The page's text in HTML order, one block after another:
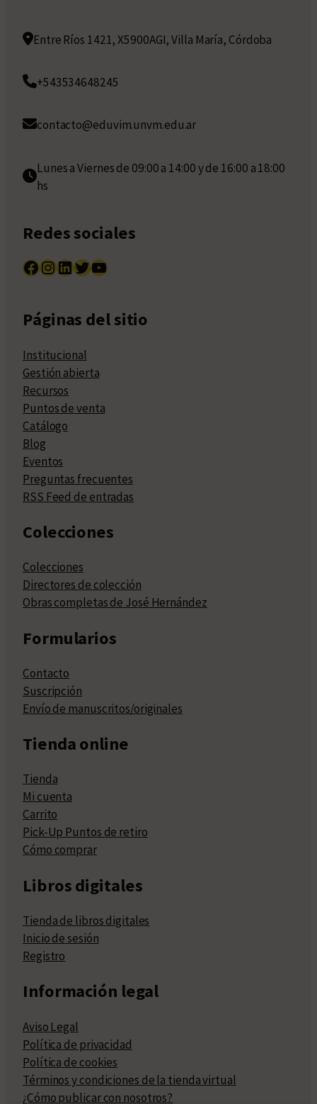
Entre Ríos 1421, X5900AGI, Villa María, Córdoba
+543534648245
contacto@eduvim.unvm.edu.ar
Lunes a Viernes de 09:00 a 14:00 y de 16:00 a 18:00
hs
Redes sociales
Facebook InstagramLinkedIn Twitter YouTube
Páginas del sitio
Institucional
Gestión abierta
Recursos
Puntos de venta
Catálogo
Blog
Eventos
Preguntas frecuentes
RSS Feed de entradas
Colecciones
Colecciones
Directores de colección
Obras completas de José Hernández
Formularios
Contacto
Suscripción
Envío de manuscritos/originales
Tienda online
Tienda
Mi cuenta
Carrito
Pick-Up Puntos de retiro
Cómo comprar
Libros digitales
Tienda de libros digitales
Inicio de sesión
Registro
Información legal
Aviso Legal
Política de privacidad
Política de cookies
Términos y condiciones de la tienda virtual
¿Cómo publicar con nosotros?